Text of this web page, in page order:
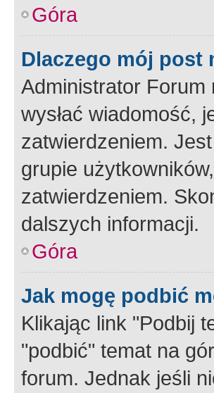
Góra
Dlaczego mój post
Administrator Forum
wysłać wiadomość,
zatwierdzeniem.
grupie
zatwierdzeniem.
dalszych informacji.
Góra
Jak mogę podbić
Klikając link "Podbij
"podbić" temat na
forum. Jednak jeśli